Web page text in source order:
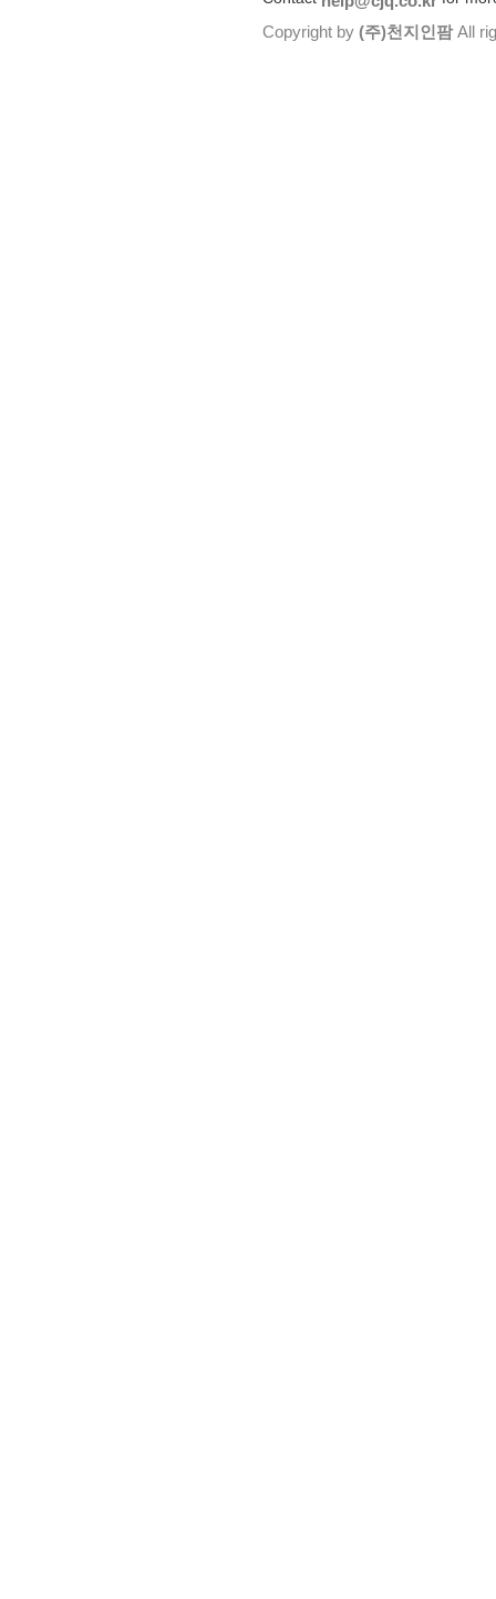
Copyright by (주)천지인팜All